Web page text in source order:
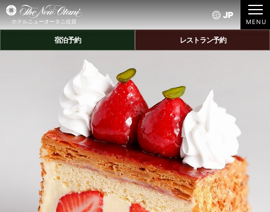
ホテルニューオータニ佐賀
JP
宿泊予約 レストラン予約